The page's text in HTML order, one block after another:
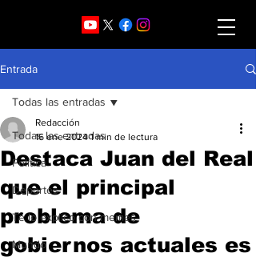
Entrada
Todas las entradas
Política
Deportes
Te lo explico con memes
Mundo
Todas las entradas
Destaca Juan del Real
que el principal
problema de
gobiernos actuales es
Redacción
16 ene 2024 1 min de lectura